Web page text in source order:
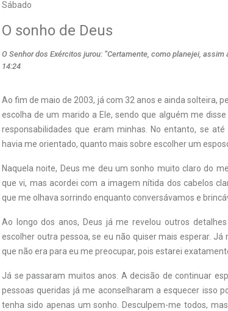
Sábado
O sonho de Deus
O Senhor dos Exércitos jurou: “Certamente, como planejei,
14:24
Ao fim de maio de 2003, já com 32 anos e ainda solteira,
escolha de um marido a Ele, sendo que alguém me
responsabilidades que eram minhas. No entanto, se
havia me orientado, quanto mais sobre escolher um
Naquela noite, Deus me deu um sonho muito claro do
que vi, mas acordei com a imagem nítida dos cabelos
que me olhava sorrindo enquanto conversávamos e
Ao longo dos anos, Deus já me revelou outros
escolher outra pessoa, se eu não quiser mais esperar.
que não era para eu me preocupar, pois estarei
Já se passaram muitos anos. A decisão de continuar
pessoas queridas já me aconselharam a esquecer isso
tenha sido apenas um sonho. Desculpem-me todos,